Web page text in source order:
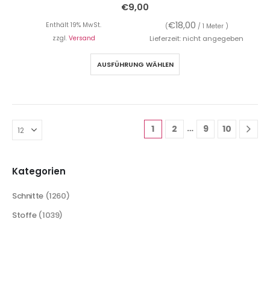
€9,00
Enthält 19% MwSt. (€18,00 / 1 Meter )
zzgl. Versand Lieferzeit: nicht angegeben
AUSFÜHRUNG WÄHLEN
1 2 … 9 10
Kategorien
Schnitte (1260)
Stoffe (1039)